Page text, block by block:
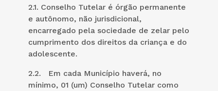
2.1. Conselho Tutelar é órgão permanente
e autônomo, não jurisdicional,
encarregado pela sociedade de zelar pelo
cumprimento dos direitos da criança e do
adolescente.
2.2. Em cada Município haverá, no
mínimo, 01 (um) Conselho Tutelar como